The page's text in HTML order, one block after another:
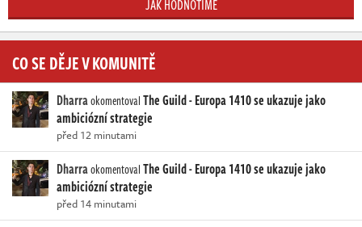
JAK HODNOTÍME
CO SE DĚJE V KOMUNITĚ
DharraokomentovalThe Guild - Europa 1410 se ukazuje jako
ambiciózní strategie
před 12 minutami
DharraokomentovalThe Guild - Europa 1410 se ukazuje jako
ambiciózní strategie
před 14 minutami